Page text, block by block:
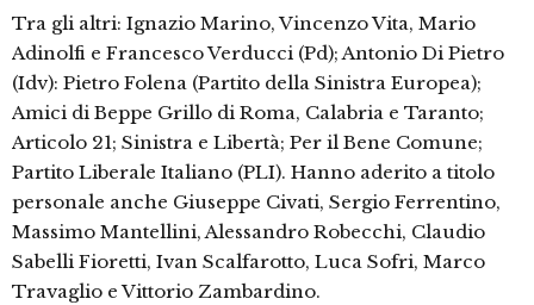
Tra gli altri: Ignazio Marino, Vincenzo Vita, Mario
Adinolfi e Francesco Verducci (Pd); Antonio Di Pietro
(Idv): Pietro Folena (Partito della Sinistra Europea);
Amici di Beppe Grillo di Roma, Calabria e Taranto;
Articolo 21; Sinistra e Libertà; Per il Bene Comune;
Partito Liberale Italiano (PLI). Hanno aderito a titolo
personale anche Giuseppe Civati, Sergio Ferrentino,
Massimo Mantellini, Alessandro Robecchi, Claudio
Sabelli Fioretti, Ivan Scalfarotto, Luca Sofri, Marco
Travaglio e Vittorio Zambardino.